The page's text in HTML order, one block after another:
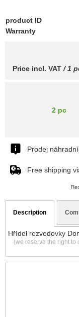
product ID
Warranty
Price incl. VAT / 1
2 pc
Prodej
Free shipping
Description
Hřídel rozvodovky
(we reserve the right